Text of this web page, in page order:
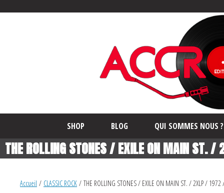
SHOP BLOG QUI SOMMES NOUS ?
THE ROLLING STONES / EXILE ON MAIN ST.
Accueil / CLASSIC ROCK / THE ROLLING STONES / EXILE ON MAIN ST. / 2XLP / 1972